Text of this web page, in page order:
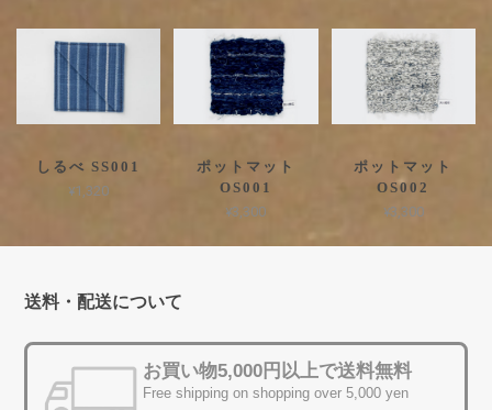
しるべ SS001
¥1,320
ポットマット
OS001
¥3,300
ポットマット
OS002
¥3,300
送料・配送について
お買い物5,000円以上で送料無料
Free shipping on shopping over 5,000 yen